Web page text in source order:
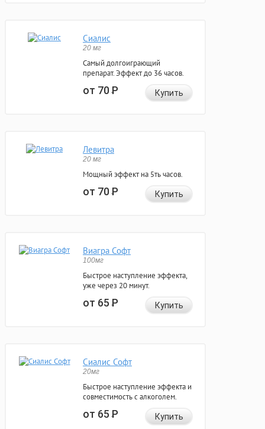
Сиалис
20 мг
Самый долгоиграющий
препарат. Эффект до 36 часов.
от 70Р Купить
Левитра
20 мг
Мощный эффект на 5ть часов.
от 70Р Купить
Виагра Софт
100мг
Быстрое наступление эффекта,
уже через 20 минут.
от 65Р Купить
Сиалис Софт
20мг
Быстрое наступление эффекта и
совместимость с алкоголем.
от 65Р Купить